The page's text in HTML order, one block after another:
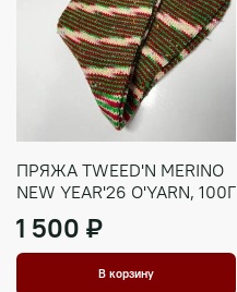
ПРЯЖА TWEED'N MERINO
NEW YEAR'26 O'YARN, 100Г
1 500 ₽
В корзину